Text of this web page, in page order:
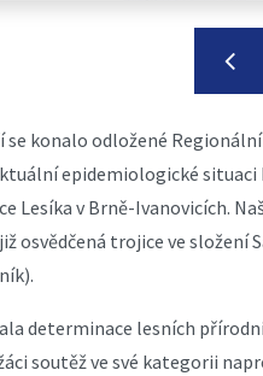
se konalo odložené
epidemiologické
Lesíka v Brně-Ivanovicích.
osvědčená trojice ve složení
determinace lesních
soutěž ve své kategorii